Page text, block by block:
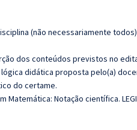
(não necessariamente
dos conteúdos previstos no
didática proposta pelo(a)
do certame.
Notação científica.